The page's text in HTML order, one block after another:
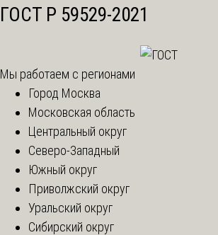
ГОСТ Р 59529-2021
Мы работаем с регионами
Город Москва
Московская область
Центральный округ
Северо-Западный
Южный округ
Приволжский округ
Уральский округ
Сибирский округ